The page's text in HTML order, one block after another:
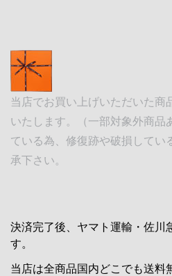
当店でお買い上げいただいた商
いたします。（一部対象外商
ている為、修復跡や破損してい
承下さい。
決済完了後、ヤマト運輸・佐川
す。
当店は全商品国内どこでも送料